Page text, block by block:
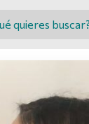
en MINCYT